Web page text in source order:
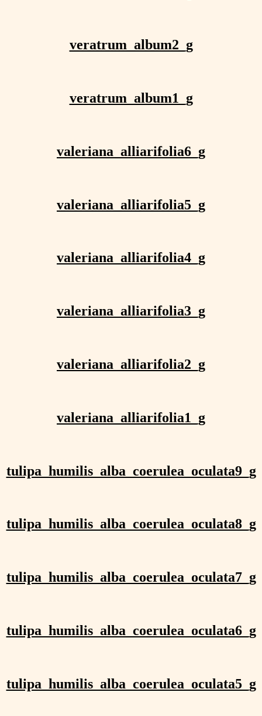
veratrum_album2_g
veratrum_album1_g
valeriana_alliarifolia6_g
valeriana_alliarifolia5_g
valeriana_alliarifolia4_g
valeriana_alliarifolia3_g
valeriana_alliarifolia2_g
valeriana_alliarifolia1_g
tulipa_humilis_alba_coerulea_oculata9_g
tulipa_humilis_alba_coerulea_oculata8_g
tulipa_humilis_alba_coerulea_oculata7_g
tulipa_humilis_alba_coerulea_oculata6_g
tulipa_humilis_alba_coerulea_oculata5_g